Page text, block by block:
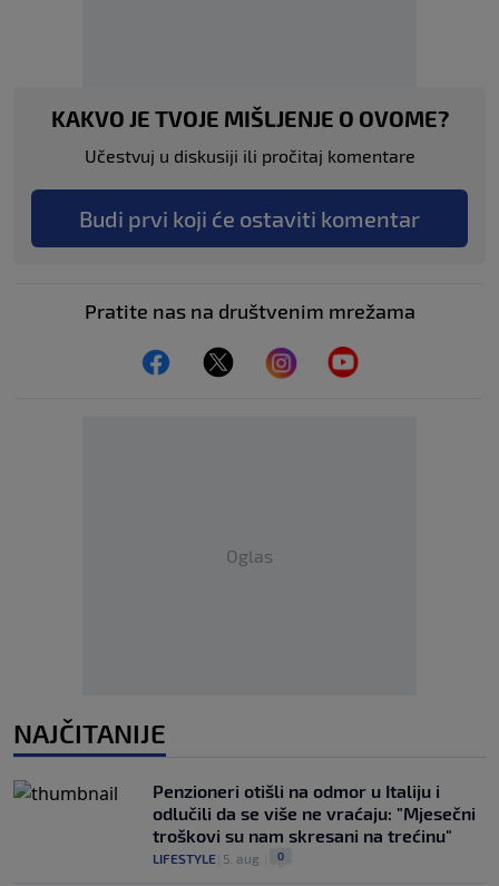
KAKVO JE TVOJE MIŠLJENJE O OVOME?
Učestvuj u diskusiji ili pročitaj komentare
Budi prvi koji će ostaviti komentar
Pratite nas na društvenim mrežama
Oglas
NAJČITANIJE
Penzioneri otišli na odmor u Italiju i
odlučili da se više ne vraćaju: "Mjesečni
troškovi su nam skresani na trećinu"
LIFESTYLE 5. aug. 0